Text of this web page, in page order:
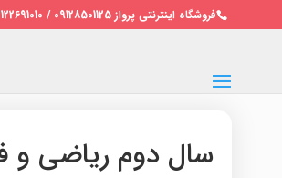
فروشگاه اینترنتی پرواز 09128501125 / 02122691010
سال دوم ریاضی و